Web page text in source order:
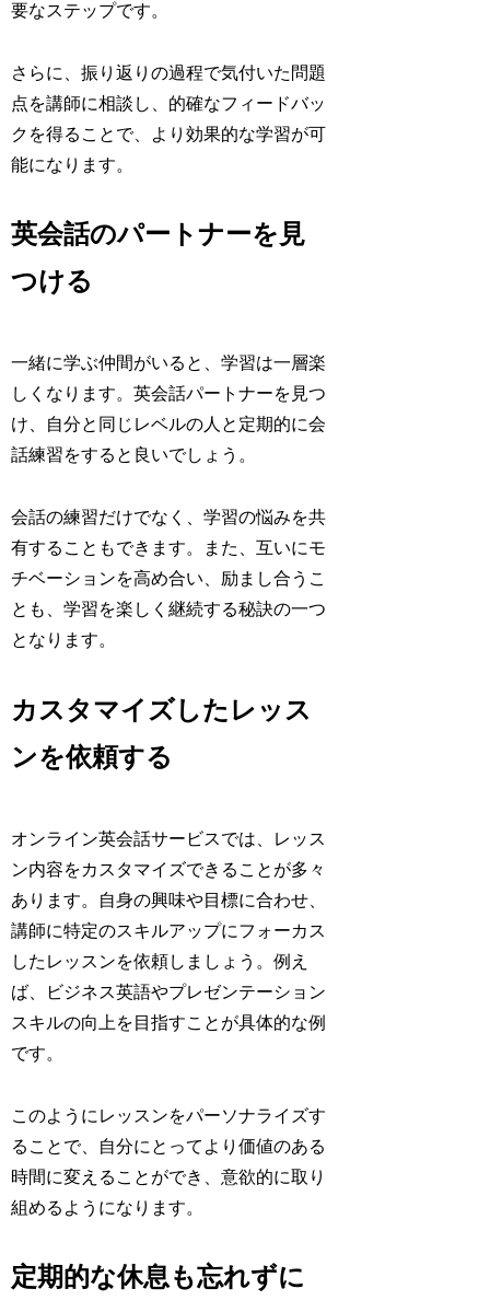
要なステップです。
さらに、振り返りの過程で気付いた問題
点を講師に相談し、的確なフィードバッ
クを得ることで、より効果的な学習が可
能になります。
英会話のパートナーを見
つける
一緒に学ぶ仲間がいると、学習は一層楽
しくなります。英会話パートナーを見つ
け、自分と同じレベルの人と定期的に会
話練習をすると良いでしょう。
会話の練習だけでなく、学習の悩みを共
有することもできます。また、互いにモ
チベーションを高め合い、励まし合うこ
とも、学習を楽しく継続する秘訣の一つ
となります。
カスタマイズしたレッス
ンを依頼する
オンライン英会話サービスでは、レッス
ン内容をカスタマイズできることが多々
あります。自身の興味や目標に合わせ、
講師に特定のスキルアップにフォーカス
したレッスンを依頼しましょう。例え
ば、ビジネス英語やプレゼンテーション
スキルの向上を目指すことが具体的な例
です。
このようにレッスンをパーソナライズす
ることで、自分にとってより価値のある
時間に変えることができ、意欲的に取り
組めるようになります。
定期的な休息も忘れずに